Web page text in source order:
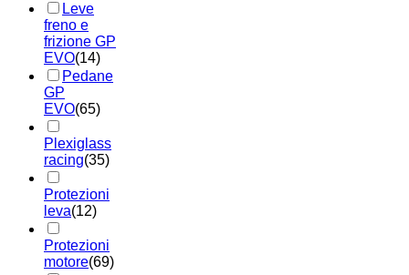
Leve
freno e
frizione GP
EVO(14)
Pedane
GP
EVO(65)
Plexiglass
racing(35)
Protezioni
leva(12)
Protezioni
motore(69)